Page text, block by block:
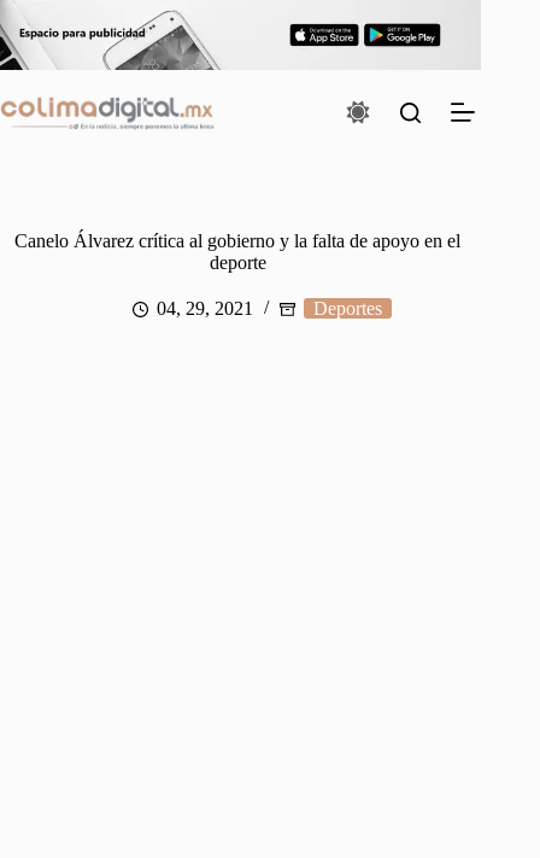
Saltar
al
contenido
Canelo Álvarez crítica al gobierno y la falta de apoyo en el
deporte
04, 29, 2021 Deportes